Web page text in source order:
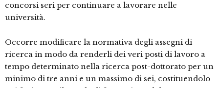
concorsi seri per continuare a lavorare nelle
università.
Occorre modificare la normativa degli assegni di
ricerca in modo da renderli dei veri posti di lavoro a
tempo determinato nella ricerca post-dottorato per un
minimo di tre anni e un massimo di sei, costituendolo